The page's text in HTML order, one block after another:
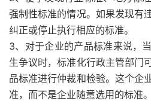
强制性标准的情况。如果发现有
纠正或停止执行相应的标准。
3、对于企业的产品标准来说，
生争议时，标准化行政主管部门
品标准进行仲裁和检验。这个企
准，而不是企业随意选用的标准。